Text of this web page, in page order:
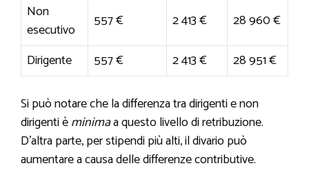
Non
esecutivo
557 € 2 413 €
28 960 €
Dirigente
557 € 2 413 € 28 951 €
Si può notare che la differenza tra dirigenti e non
dirigenti èminimaa questo livello di retribuzione.
D’altra parte, per stipendi più alti, il divario può
aumentare a causa delle differenze contributive.